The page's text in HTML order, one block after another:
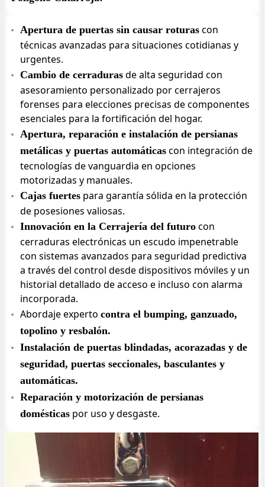
Apertura de puertas sin causar roturas con
técnicas avanzadas para situaciones cotidianas y
urgentes.
Cambio de cerraduras de alta seguridad con
asesoramiento personalizado por cerrajeros
forenses para elecciones precisas de componentes
esenciales para la fortificación del hogar.
Apertura, reparación e instalación de persianas
metálicas y puertas automáticas con integración de
tecnologías de vanguardia en opciones
motorizadas y manuales.
Cajas fuertes para garantía sólida en la protección
de posesiones valiosas.
Innovación en la Cerrajería del futuro con
cerraduras electrónicas un escudo impenetrable
con sistemas avanzados para seguridad predictiva
a través del control desde dispositivos móviles y un
historial detallado de acceso e incluso con alarma
incorporada.
Abordaje experto contra el bumping, ganzuado,
topolino y resbalón.
Instalación de puertas blindadas, acorazadas y de
seguridad, puertas seccionales, basculantes y
automáticas.
Reparación y motorización de persianas
domésticas por uso y desgaste.